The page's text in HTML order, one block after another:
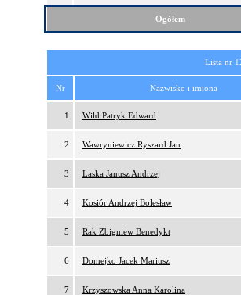
Ogółem
Lista nr
Nr Nazwisko i imiona
1 Wild Patryk Edward
2 Wawryniewicz Ryszard Jan
3 Laska Janusz Andrzej
4 Kosiór Andrzej Bolesław
5 Rak Zbigniew Benedykt
6 Domejko Jacek Mariusz
7 Krzyszowska Anna Karolina